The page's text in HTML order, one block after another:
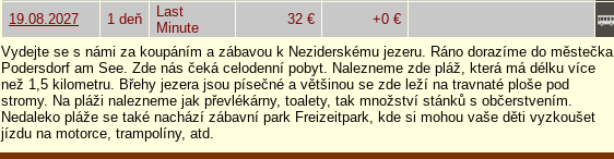
19.08.2027 1 deň
Last
Minute
32 €
+0 €
Vydejte se s námi za koupáním a zábavou k Neziderskému jezeru. Ráno dorazíme do městečka
Podersdorf am See. Zde nás čeká celodenní pobyt. Nalezneme zde pláž, která má délku více
než 1,5 kilometru. Břehy jezera jsou písečné a většinou se zde leží na travnaté ploše pod
stromy. Na pláži nalezneme jak převlékárny, toalety, tak množství stánků s občerstvením.
Nedaleko pláže se také nachází zábavní park Freizeitpark, kde si mohou vaše děti vyzkoušet
jízdu na motorce, trampolíny, atd.